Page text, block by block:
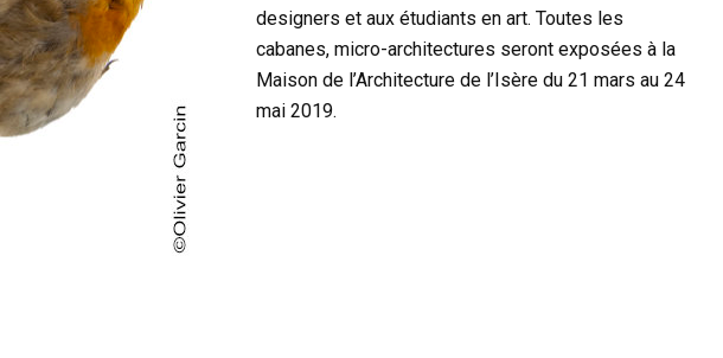
designers et aux étudiants en art. Toutes les
cabanes, micro-architectures seront exposées à la
Maison de l’Architecture de l’Isère du 21 mars au 24
mai 2019.